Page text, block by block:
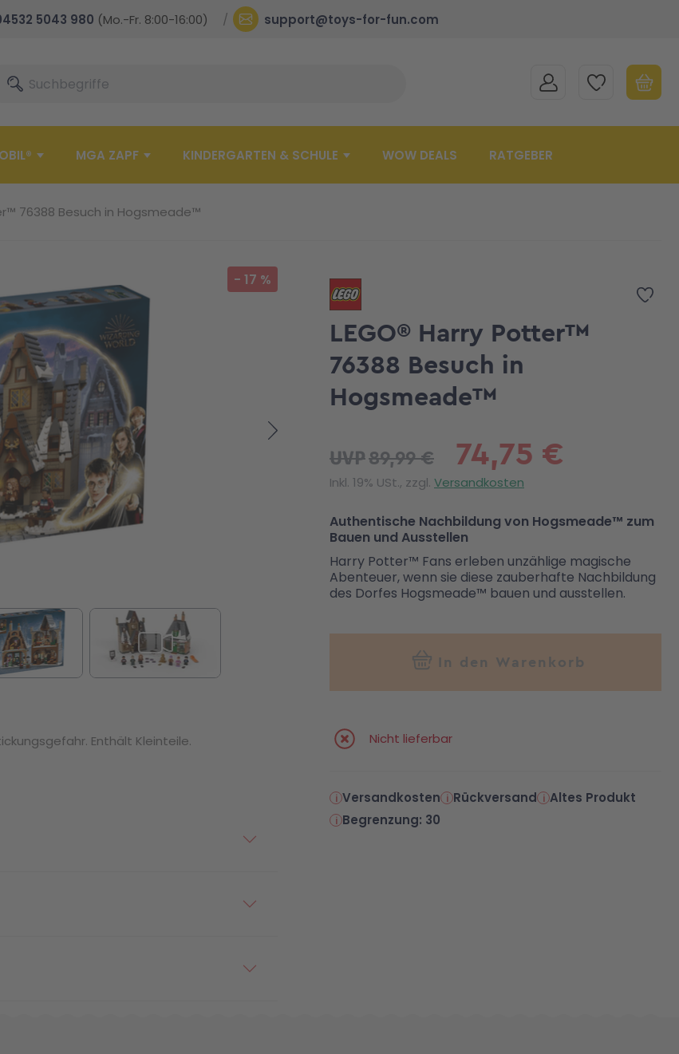
5043 980 (Mo.-Fr. 8:00-16:00) support@toys-for-fun.com
Suche MEIN KONTOMEINE WUNSCHLISTE
MGA ZAPF KINDERGARTEN & SCHULE WOW DEALS RATGEBER
76388 Besuch in Hogsmeade™
- 17 %
Zur
LEGO® Harry Potter™
76388 Besuch in
Hogsmeade™
74,75 €
UVP89,99 €
Inkl. 19% USt., zzgl. Versandkosten
Authentische Nachbildung von Hogsmeade™ zum
Bauen und Ausstellen
Harry Potter™ Fans erleben unzählige magische
Abenteuer, wenn sie diese zauberhafte Nachbildung
des Dorfes Hogsmeade™ bauen und ausstellen.
In den Warenkorb
Nicht lieferbar
Versandkosten Rückversand
Altes Produkt
Begrenzung: 30
Enthält Kleinteile.